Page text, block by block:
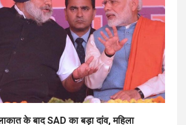
के बाद SAD का बड़ा दांव, महिला